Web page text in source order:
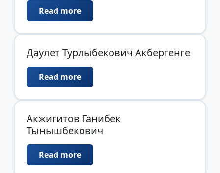
Read more
Даулет Турлыбекович Акбергенге
Read more
Акжигитов Ганибек
Тынышбекович
Read more